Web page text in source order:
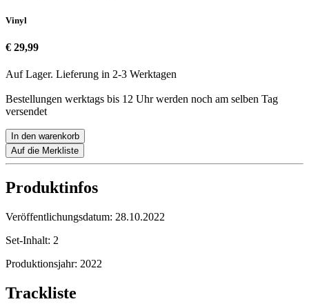
Vinyl
€ 29,99
Auf Lager. Lieferung in 2-3 Werktagen
Bestellungen werktags bis 12 Uhr werden noch am selben Tag
versendet
In den warenkorb
Auf die Merkliste
Produktinfos
Veröffentlichungsdatum: 28.10.2022
Set-Inhalt: 2
Produktionsjahr: 2022
Trackliste